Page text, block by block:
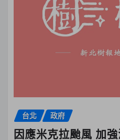
台北 政府
因應米克拉颱風 加